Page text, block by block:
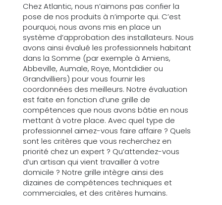
Chez Atlantic, nous n’aimons pas confier la
pose de nos produits à n’importe qui. C’est
pourquoi, nous avons mis en place un
système d’approbation des installateurs. Nous
avons ainsi évalué les professionnels habitant
dans la Somme (par exemple à Amiens,
Abbeville, Aumale, Roye, Montdidier ou
Grandvilliers) pour vous fournir les
coordonnées des meilleurs. Notre évaluation
est faite en fonction d’une grille de
compétences que nous avons bâtie en nous
mettant à votre place. Avec quel type de
professionnel aimez-vous faire affaire ? Quels
sont les critères que vous recherchez en
priorité chez un expert ? Qu’attendez-vous
d’un artisan qui vient travailler à votre
domicile ? Notre grille intègre ainsi des
dizaines de compétences techniques et
commerciales, et des critères humains.